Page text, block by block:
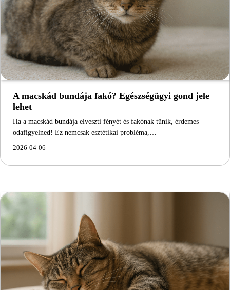
A macskád bundája fakó? Egészségügyi gond jele
lehet
Ha a macskád bundája elveszti fényét és fakónak tűnik, érdemes
odafigyelned! Ez nemcsak esztétikai probléma,…
2026-04-06